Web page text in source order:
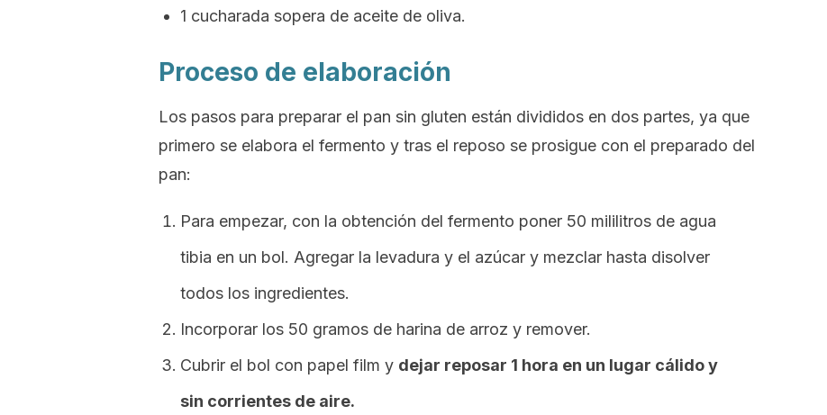
1 cucharada sopera de aceite de oliva.
Proceso de elaboración
Los pasos para preparar el pan sin gluten están divididos en dos partes, ya que
primero se elabora el fermento y tras el reposo se prosigue con el preparado del
pan:
Para empezar, con la obtención del fermento poner 50 mililitros de agua
tibia en un bol. Agregar la levadura y el azúcar y mezclar hasta disolver
todos los ingredientes.
Incorporar los 50 gramos de harina de arroz y remover.
Cubrir el bol con papel film y dejar reposar 1 hora en un lugar cálido y
sin corrientes de aire.